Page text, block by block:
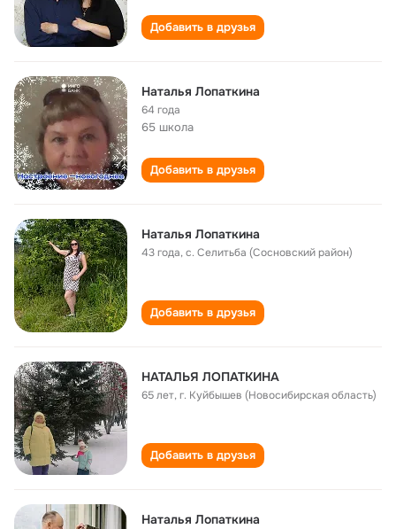
Добавить в друзья
Наталья Лопаткина
64 года
65 школа
Добавить в друзья
Наталья Лопаткина
43 года,с. Селитьба (Сосновский район)
Добавить в друзья
НАТАЛЬЯ ЛОПАТКИНА
65 лет,г. Куйбышев (Новосибирская область)
Добавить в друзья
Наталья Лопаткина